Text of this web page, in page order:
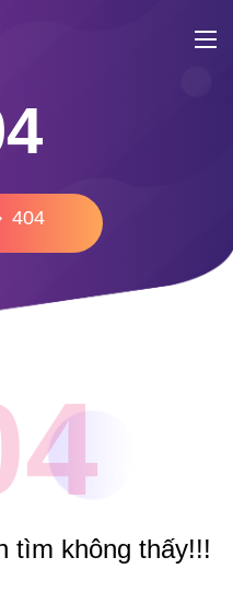
404
tìm không thấy!!!